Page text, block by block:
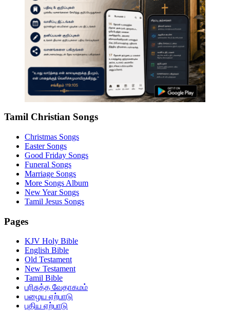
Tamil Christian Songs
Christmas Songs
Easter Songs
Good Friday Songs
Funeral Songs
Marriage Songs
More Songs Album
New Year Songs
Tamil Jesus Songs
Pages
KJV Holy Bible
English Bible
Old Testament
New Testament
Tamil Bible
பரிசுத்த வேதாகமம்
பழைய ஏற்பாடு
புதிய ஏற்பாடு